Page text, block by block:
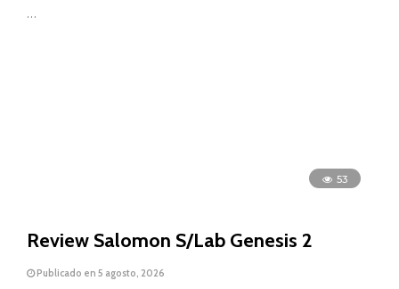
…
53
Review Salomon S/Lab Genesis 2
Publicado en 5 agosto, 2026